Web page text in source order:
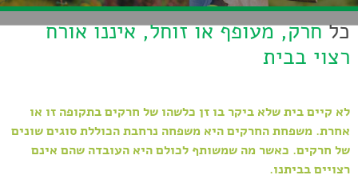
כלחרק, מעופף או זוחל, איננו אורח
רצוי בבית
לא קיים בית שלא ביקר בו זן כלשהו של חרקים בתקופה זו או
אחרת. משפחת החרקים היא משפחה נרחבת הכוללת סוגים שונים
של חרקים. כאשר מה שמשותף לכולם היא העובדה שהם אינם
רצויים בביתנו.